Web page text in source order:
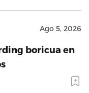
Ago 5, 2026
boricua en